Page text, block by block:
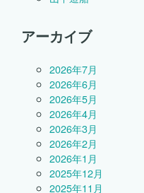
アーカイブ
2026年7月
2026年6月
2026年5月
2026年4月
2026年3月
2026年2月
2026年1月
2025年12月
2025年11月